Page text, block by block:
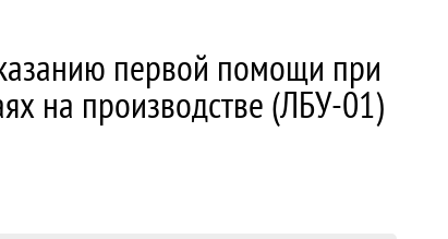
первой помощи при
на производстве (ЛБУ-01)